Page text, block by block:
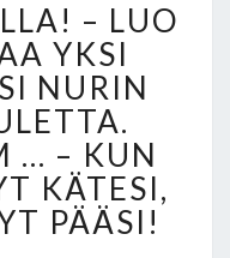
– LUO
YKSI
NURIN
… – KUN
KÄTESI,
PÄÄSI!